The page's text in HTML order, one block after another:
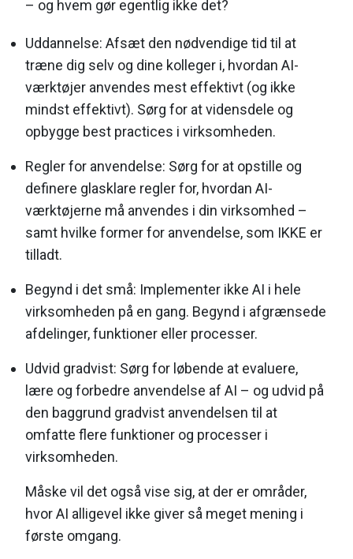
– og hvem gør egentlig ikke det?
Uddannelse: Afsæt den nødvendige tid til at
træne dig selv og dine kolleger i, hvordan AI-
værktøjer anvendes mest effektivt (og ikke
mindst effektivt). Sørg for at vidensdele og
opbygge best practices i virksomheden.
Regler for anvendelse: Sørg for at opstille og
definere glasklare regler for, hvordan AI-
værktøjerne må anvendes i din virksomhed –
samt hvilke former for anvendelse, som IKKE er
tilladt.
Begynd i det små: Implementer ikke AI i hele
virksomheden på en gang. Begynd i afgrænsede
afdelinger, funktioner eller processer.
Udvid gradvist: Sørg for løbende at evaluere,
lære og forbedre anvendelse af AI – og udvid på
den baggrund gradvist anvendelsen til at
omfatte flere funktioner og processer i
virksomheden.
Måske vil det også vise sig, at der er områder,
hvor AI alligevel ikke giver så meget mening i
første omgang.